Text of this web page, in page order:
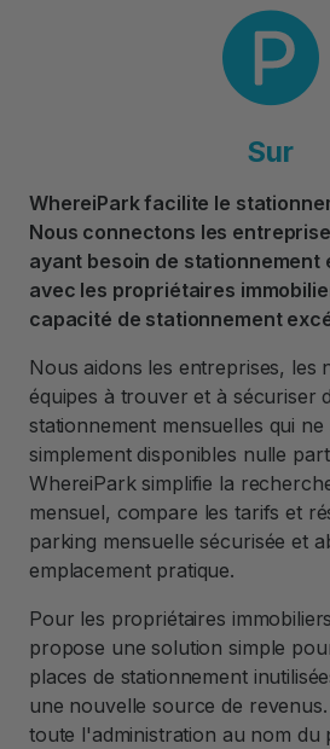
Sur
WhereiPark facilite le
Nous connectons les
ayant besoin de stationnement
avec les propriétaires
capacité de stationnement
Nous aidons les entreprises, les
équipes à trouver et à sécuriser
stationnement mensuelles qui
simplement disponibles nulle
WhereiPark simplifie la
mensuel, compare les tarifs et
parking mensuelle sécurisée et
emplacement pratique.
Pour les propriétaires
propose une solution simple
places de stationnement
une nouvelle source de
toute l'administration au nom du